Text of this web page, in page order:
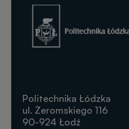
Obraz
Politechnika Łódzka
ul. Żeromskiego 116
90-924 Łodź